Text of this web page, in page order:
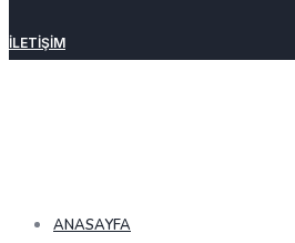
İLETIŞIM
ANASAYFA